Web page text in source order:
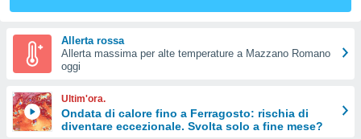
di
Web
le
Allerta rossa
Allerta massima per alte temperature a Mazzano Romano
oggi
Ultim'ora.
Ondata di calore fino a Ferragosto: rischia di
diventare eccezionale. Svolta solo a fine mese?